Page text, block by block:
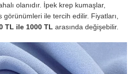
olanıdır. İpek krep kumaşlar,
görünümleri ile tercih edilir. Fiyatları,
TL ile 1000 TL arasında değişebilir.